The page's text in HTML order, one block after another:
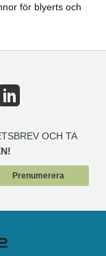
för blyerts och
OCH TA
Prenumerera